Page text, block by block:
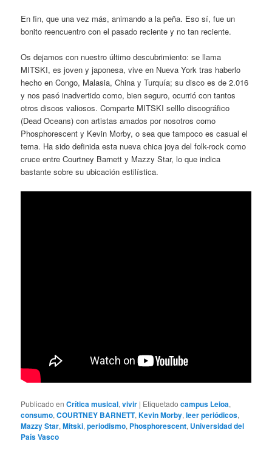
En fin, que una vez más, animando a la peña. Eso sí, fue un
bonito reencuentro con el pasado reciente y no tan reciente.
Os dejamos con nuestro último descubrimiento: se llama
MITSKI, es joven y japonesa, vive en Nueva York tras haberlo
hecho en Congo, Malasia, China y Turquía; su disco es de 2.016
y nos pasó inadvertido como, bien seguro, ocurrió con tantos
otros discos valiosos. Comparte MITSKI selllo discográfico
(Dead Oceans) con artistas amados por nosotros como
Phosphorescent y Kevin Morby, o sea que tampoco es casual el
tema. Ha sido definida esta nueva chica joya del folk-rock como
cruce entre Courtney Barnett y Mazzy Star, lo que indica
bastante sobre su ubicación estilística.
Publicado en Crítica musical,vivir | Etiquetado campus Leioa,
consumo,COURTNEY BARNETT,Kevin Morby,leer periódicos,
Mazzy Star,Mitski,periodismo, Phosphorescent, Universidad del
País Vasco